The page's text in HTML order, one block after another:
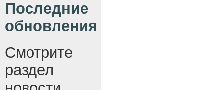
Последние
обновления
Смотрите
раздел